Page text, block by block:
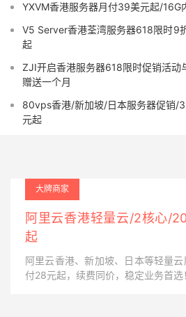
YXVM香港服务器月付39美元起/16G
V5 Server香港荃湾服务器618限时9
起
ZJI开启香港服务器618限时促销活动
赠送一个月
80vps香港/新加坡/日本服务器促销/
元起
大牌商家
阿里云香港轻量云/2核心/
起
阿里云香港、新加坡、日本等轻量
付28元起，续费同价，稳定业务首选